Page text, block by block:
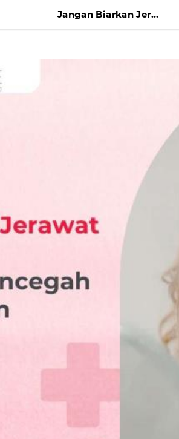
Jangan Biarkan Jerawat Jadi Bopeng! Ini Cara Ampuh Mencegah Bekas Permanen